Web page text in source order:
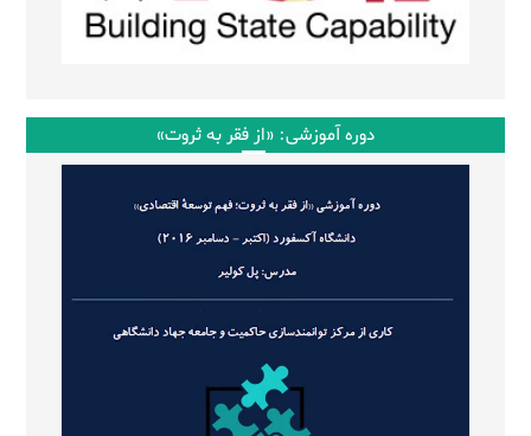
دوره آموزشی: «از فقر به ثروت»